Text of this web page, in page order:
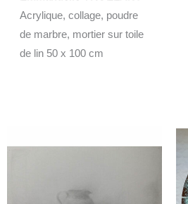
Acrylique, collage, poudre
de marbre, mortier sur toile
de lin 50 x 100 cm